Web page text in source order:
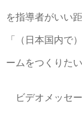
を指導者がいい
「（日本国内で
ームをつくりた
ビデオメッセ